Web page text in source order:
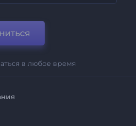
в любое время